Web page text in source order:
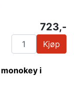
723,-
Kjøp
i